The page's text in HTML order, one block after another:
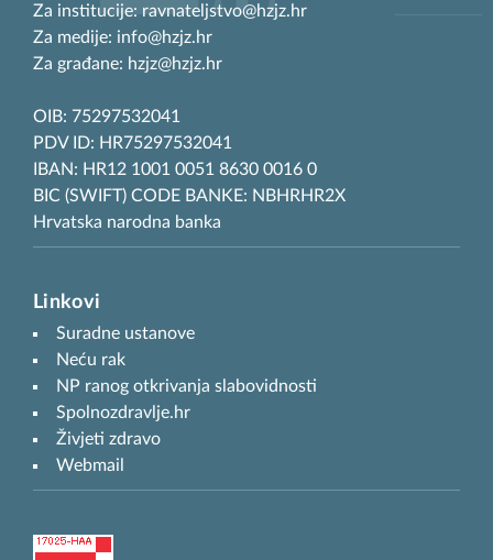
Za institucije: ravnateljstvo@hzjz.hr
Za medije: info@hzjz.hr
Za građane: hzjz@hzjz.hr
OIB: 75297532041
PDV ID: HR75297532041
IBAN: HR12 1001 0051 8630 0016 0
BIC (SWIFT) CODE BANKE: NBHRHR2X
Hrvatska narodna banka
Linkovi
Suradne ustanove
Neću rak
NP ranog otkrivanja slabovidnosti
Spolnozdravlje.hr
Živjeti zdravo
Webmail